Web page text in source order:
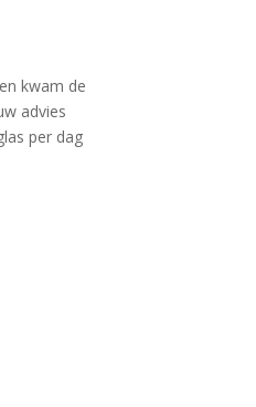
kwam de
advies
per dag